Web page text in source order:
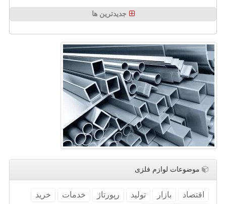
جدیدترین ها
موضوعات لوازم فلزی
اقتصاد بازار تولید رپورتاژ خدمات خرید